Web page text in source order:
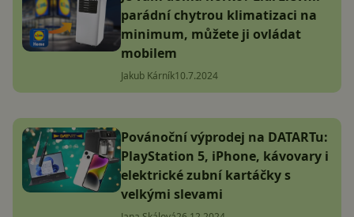
parádní chytrou klimatizaci na
minimum, můžete ji ovládat
mobilem
Jakub Kárník10.7.2024
Povánoční výprodej na DATARTu:
PlayStation 5, iPhone, kávovary i
elektrické zubní kartáčky s
velkými slevami